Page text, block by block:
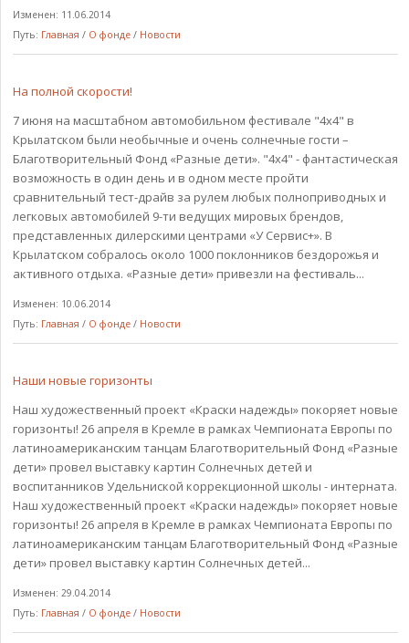
Изменен: 11.06.2014
Путь: Главная / О фонде / Новости
На полной скорости!
7 июня на масштабном автомобильном фестивале "4x4" в
Крылатском были необычные и очень солнечные гости –
Благотворительный Фонд «Разные дети». "4x4" - фантастическая
возможность в один день и в одном месте пройти
сравнительный тест-драйв за рулем любых полноприводных и
легковых автомобилей 9-ти ведущих мировых брендов,
представленных дилерскими центрами «У Сервис+». В
Крылатском собралось около 1000 поклонников бездорожья и
активного отдыха. «Разные дети» привезли на фестиваль...
Изменен: 10.06.2014
Путь: Главная / О фонде / Новости
Наши новые горизонты
Наш художественный проект «Краски надежды» покоряет новые
горизонты! 26 апреля в Кремле в рамках Чемпионата Европы по
латиноамериканским танцам Благотворительный Фонд «Разные
дети» провел выставку картин Солнечных детей и
воспитанников Удельниской коррекционной школы - интерната.
Наш художественный проект «Краски надежды» покоряет новые
горизонты! 26 апреля в Кремле в рамках Чемпионата Европы по
латиноамериканским танцам Благотворительный Фонд «Разные
дети» провел выставку картин Солнечных детей...
Изменен: 29.04.2014
Путь: Главная / О фонде / Новости